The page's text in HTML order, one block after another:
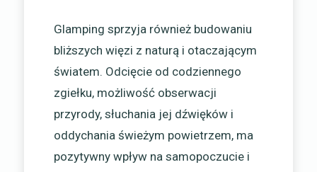
Glamping sprzyja również budowaniu
bliższych więzi z naturą i otaczającym
światem. Odcięcie od codziennego
zgiełku, możliwość obserwacji
przyrody, słuchania jej dźwięków i
oddychania świeżym powietrzem, ma
pozytywny wpływ na samopoczucie i